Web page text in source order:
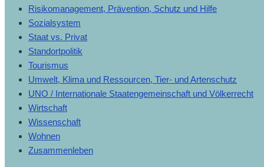
Risikomanagement, Prävention, Schutz und Hilfe
Sozialsystem
Staat vs. Privat
Standortpolitik
Tourismus
Umwelt, Klima und Ressourcen, Tier- und Artenschutz
UNO / Internationale Staatengemeinschaft und Völkerrecht
Wirtschaft
Wissenschaft
Wohnen
Zusammenleben